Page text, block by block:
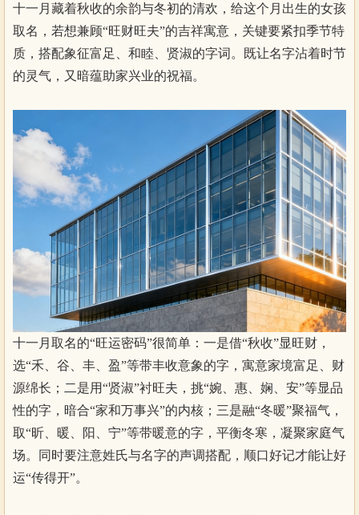
十一月藏着秋收的余韵与冬初的清欢，给这个月出生的女孩
取名，若想兼顾“旺财旺夫”的吉祥寓意，关键要紧扣季节特
质，搭配象征富足、和睦、贤淑的字词。既让名字沾着时节
的灵气，又暗蕴助家兴业的祝福。
十一月取名的“旺运密码”很简单：一是借“秋收”显旺财，
选“禾、谷、丰、盈”等带丰收意象的字，寓意家境富足、财
源绵长；二是用“贤淑”衬旺夫，挑“婉、惠、娴、安”等显品
性的字，暗合“家和万事兴”的内核；三是融“冬暖”聚福气，
取“昕、暖、阳、宁”等带暖意的字，平衡冬寒，凝聚家庭气
场。同时要注意姓氏与名字的声调搭配，顺口好记才能让好
运“传得开”。